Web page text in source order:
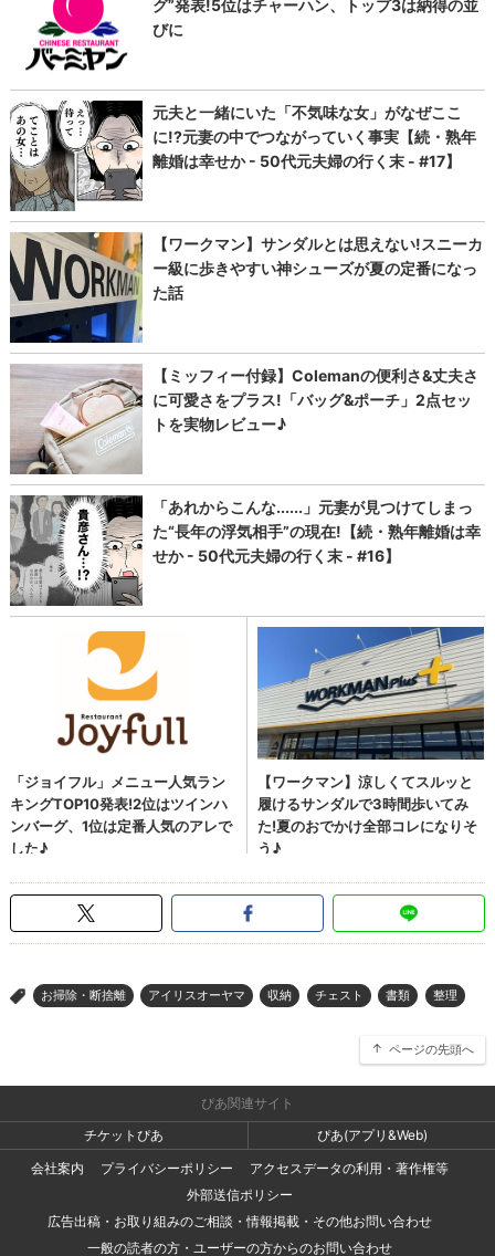
> お掃除・断捨離 アイリスオーヤマ 収納 チェスト 書類 整理
ページの先頭へ
ぴあ関連サイト
チケットぴあ
ぴあ(アプリ&Web)
会社案内
プライバシーポリシー
アクセスデータの利用・著作権等
外部送信ポリシー
広告出稿・お取り組みのご相談・情報掲載・その他お問い合わせ
一般の読者の方・ユーザーの方からのお問い合わせ